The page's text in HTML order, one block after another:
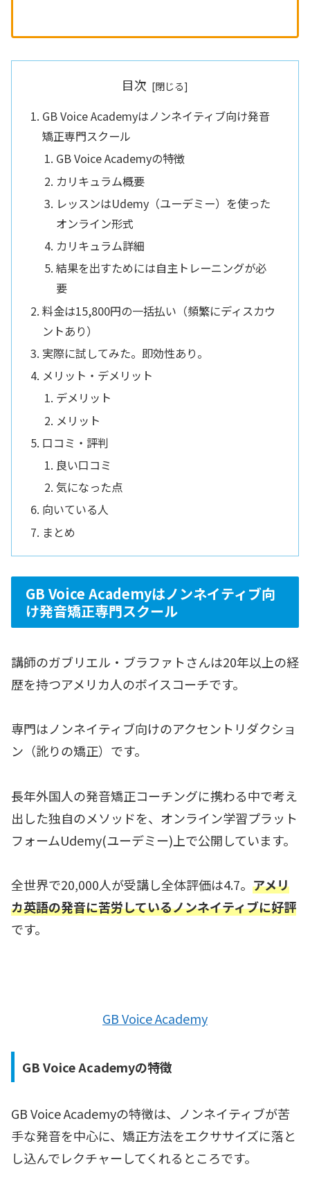
目次
GB Voice Academyはノンネイティブ向け発音
矯正専門スクール
GB Voice Academyの特徴
カリキュラム概要
レッスンはUdemy（ユーデミー）を使った
オンライン形式
カリキュラム詳細
結果を出すためには自主トレーニングが必
要
料金は15,800円の一括払い（頻繁にディスカウ
ントあり）
実際に試してみた。即効性あり。
メリット・デメリット
デメリット
メリット
口コミ・評判
良い口コミ
気になった点
向いている人
まとめ
GB Voice Academyはノンネイティブ向
け発音矯正専門スクール
講師のガブリエル・ブラファトさんは20年以上の経
歴を持つアメリカ人のボイスコーチです。
専門はノンネイティブ向けのアクセントリダクショ
ン（訛りの矯正）です。
長年外国人の発音矯正コーチングに携わる中で考え
出した独自のメソッドを、オンライン学習プラット
フォームUdemy(ユーデミー)上で公開しています。
全世界で20,000人が受講し全体評価は4.7。 アメリ
カ英語の発音に苦労しているノンネイティブに好評
です。
GB Voice Academy
GB Voice Academyの特徴
GB Voice Academyの特徴は、ノンネイティブが苦
手な発音を中心に、矯正方法をエクササイズに落と
し込んでレクチャーしてくれるところです。